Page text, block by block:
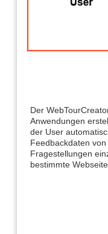
Der
Anwendungen
der User
Feedbackdaten
Fragestellungen
bestimmte